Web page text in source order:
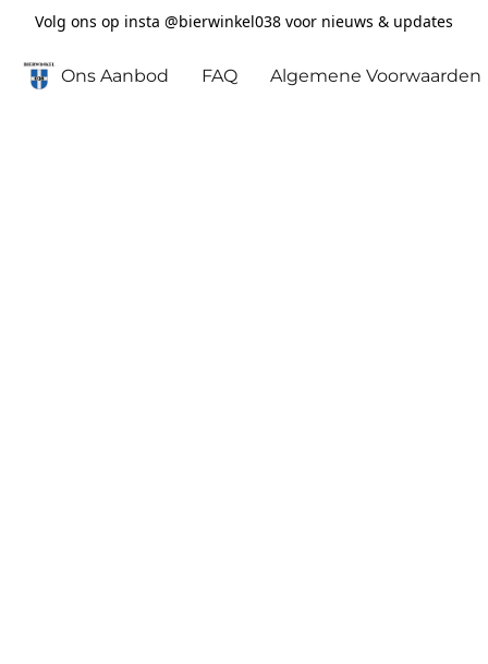
Volg ons op insta @bierwinkel038 voor nieuws & updates
Ons Aanbod FAQ Algemene Voorwaarden